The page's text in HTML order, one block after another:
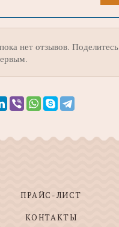
нет отзывов. Поделитесь
ПРАЙС-ЛИСТ
КОНТАКТЫ